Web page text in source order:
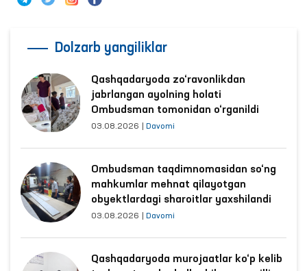
Dolzarb yangiliklar
Qashqadaryoda zo‘ravonlikdan
jabrlangan ayolning holati
Ombudsman tomonidan o‘rganildi
03.08.2026 Davomi
Ombudsman taqdimnomasidan so‘ng
mahkumlar mehnat qilayotgan
obyektlardagi sharoitlar yaxshilandi
03.08.2026 Davomi
Qashqadaryoda murojaatlar ko‘p kelib